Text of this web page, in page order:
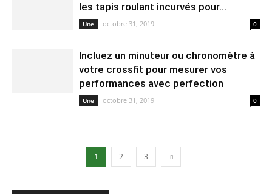
les tapis roulant incurvés pour...
Une octobre 31, 2019 0
Incluez un minuteur ou chronomètre à
votre crossfit pour mesurer vos
performances avec perfection
Une octobre 31, 2019 0
1 2 3